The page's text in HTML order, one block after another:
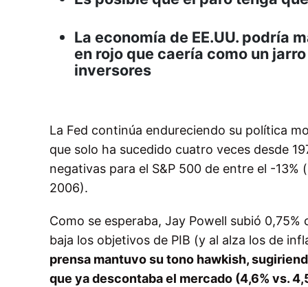
La economía de EE.UU. podría
en rojo que caería como un
inversores
La Fed continúa endureciendo su política
que solo ha sucedido cuatro veces desde
negativas para el S&P 500 de entre el -
2006).
Como se esperaba, Jay Powell subió
baja los objetivos de PIB (y al alza los de
prensa mantuvo su tono hawkish,
que ya descontaba el mercado (4,6% vs.